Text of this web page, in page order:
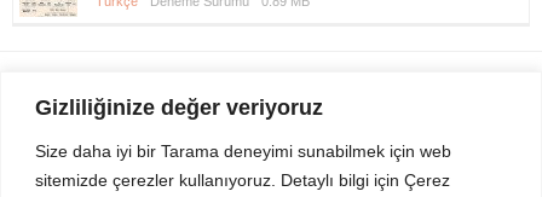
Gizliliğinize değer veriyoruz
Size daha iyi bir Tarama deneyimi sunabilmek için web
sitemizde çerezler kullanıyoruz. Detaylı bilgi için Çerez
Sitemizden Son sürüm Program, Android Uygulama, Android Oyun, Apk